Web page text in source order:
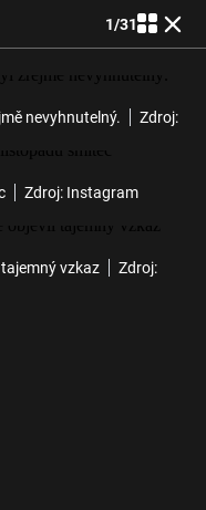
1/31
nevyhnutelný.
Zdroj:
Zdroj: Instagram
vzkaz
Zdroj: